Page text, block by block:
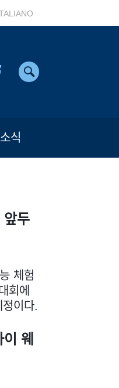
식
앞두
체험
회에
이다.
웨